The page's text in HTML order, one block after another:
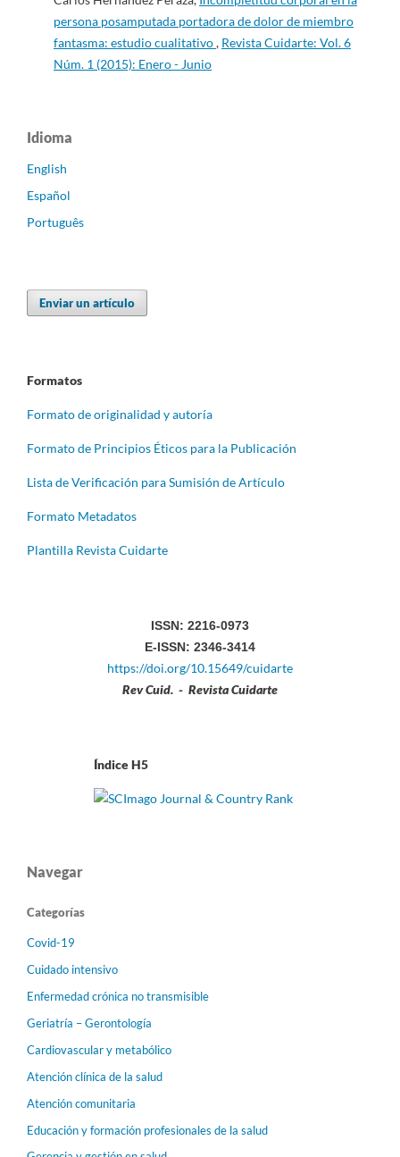
persona posamputada portadora de dolor de miembro
fantasma: estudio cualitativo, Revista Cuidarte: Vol. 6
Núm. 1 (2015): Enero - Junio
Idioma
English
Español
Português
Enviar un artículo
Formatos
Formato de originalidad y autoría
Formato de Principios Éticos para la Publicación
Lista de Verificación para Sumisión de Artículo
Formato Metadatos
Plantilla Revista Cuidarte
ISSN: 2216-0973
E-ISSN: 2346-3414
https://doi.org/10.15649/cuidarte
Rev Cuid. - Revista Cuidarte
Índice H5
Navegar
Categorías
Covid-19
Cuidado intensivo
Enfermedad crónica no transmisible
Geriatría – Gerontología
Cardiovascular y metabólico
Atención clínica de la salud
Atención comunitaria
Educación y formación profesionales de la salud